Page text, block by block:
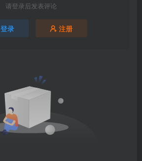
请登录后发表评论
登录 注册